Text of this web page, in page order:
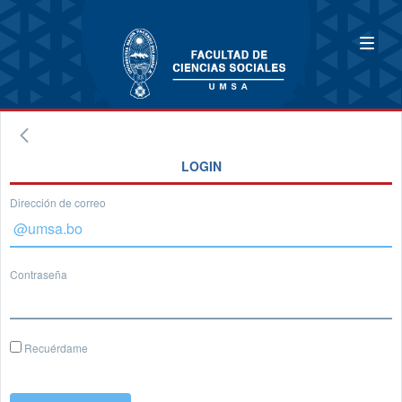
LOGIN
Dirección de correo
Contraseña
Recuérdame